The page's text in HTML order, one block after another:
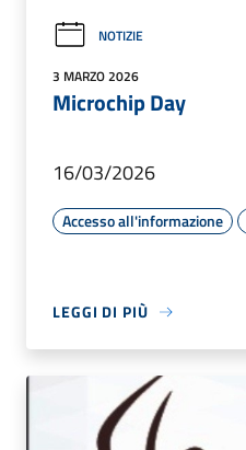
NOTIZIE
3 MARZO 2026
Microchip Day
16/03/2026
Accesso all'informazione
LEGGI DI PIÙ